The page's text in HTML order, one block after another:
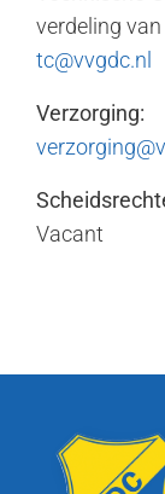
verdeling
tc@vvgdc.nl
Verzorging:
Vacant